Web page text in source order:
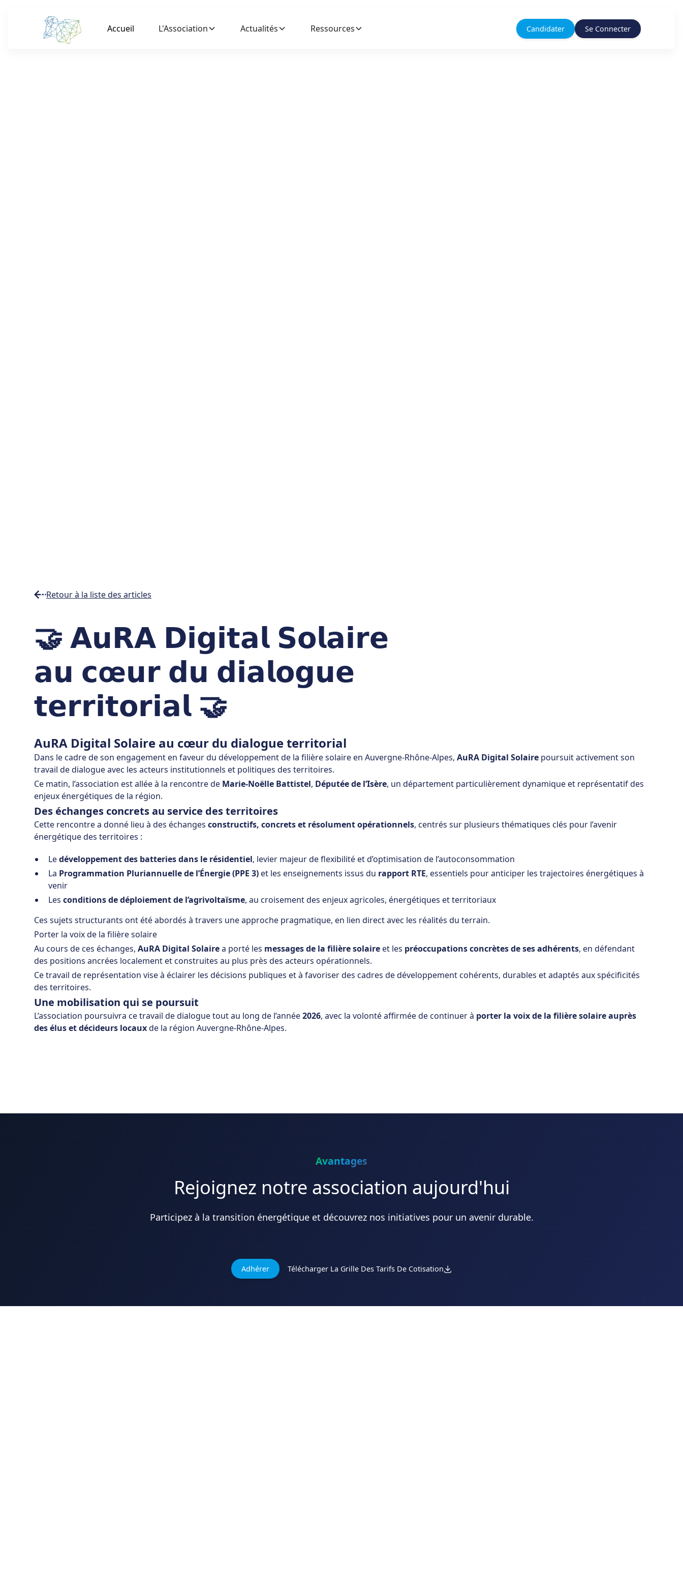
Accueil L'Association Actualités Ressources Candidater Se Connecter
Retour à la liste des articles
de
lecture
🤝 𝗔𝘂𝗥𝗔 𝗗𝗶𝗴𝗶𝘁𝗮𝗹 𝗦𝗼𝗹𝗮𝗶𝗿𝗲
𝗮𝘂 𝗰œ𝘂𝗿 𝗱𝘂 𝗱𝗶𝗮𝗹𝗼𝗴𝘂𝗲
𝘁𝗲𝗿𝗿𝗶𝘁𝗼𝗿𝗶𝗮𝗹 🤝
AuRA Digital Solaire au cœur du dialogue territorial
Dans le cadre de son engagement en faveur du développement de la filière solaire en Auvergne-Rhône-Alpes,AuRA Digital Solaire poursuit activement son
travail de dialogue avec les acteurs institutionnels et politiques des territoires.
Ce matin, l’association est allée à la rencontre de Marie-Noëlle Battistel, Députée de l’Isère, un département particulièrement dynamique et représentatif des
enjeux énergétiques de la région.
Des échanges concrets au service des territoires
Cette rencontre a donné lieu à des échangesconstructifs, concrets et résolument opérationnels, centrés sur plusieurs thématiques clés pour l’avenir
énergétique des territoires :
Ledéveloppement des batteries dans le résidentiel, levier majeur de flexibilité et d’optimisation de l’autoconsommation
La Programmation Pluriannuelle de l’Énergie (PPE 3)et les enseignements issus du rapport RTE, essentiels pour anticiper les trajectoires énergétiques à
venir
Lesconditions de déploiement de l’agrivoltaïsme, au croisement des enjeux agricoles, énergétiques et territoriaux
Ces sujets structurants ont été abordés à travers une approche pragmatique, en lien direct avec les réalités du terrain.
Porter la voix de la filière solaire
Au cours de ces échanges,AuRA Digital Solairea porté les messages de la filière solaireet les préoccupations concrètes de ses adhérents, en défendant
des positions ancrées localement et construites au plus près des acteurs opérationnels.
Ce travail de représentation vise à éclairer les décisions publiques et à favoriser des cadres de développement cohérents, durables et adaptés aux spécificités
des territoires.
Une mobilisation qui se poursuit
L’association poursuivra ce travail de dialogue tout au long de l’année2026, avec la volonté affirmée de continuer à porter la voix de la filière solaire auprès
des élus et décideurs locauxde la région Auvergne-Rhône-Alpes.
Avantages
Rejoignez notre association aujourd'hui
Participez à la transition énergétique et découvrez nos initiatives pour un avenir durable.
Adhérer Télécharger La Grille Des Tarifs De Cotisation